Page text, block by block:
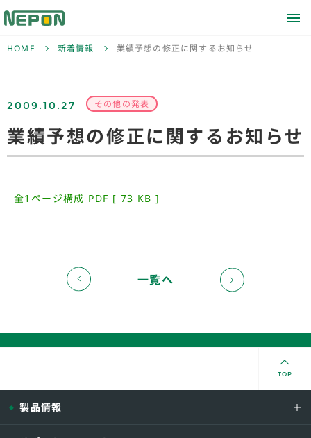
HOME 新着情報 業績予想の修正に関するお知らせ
2009.10.27 その他の発表
業績予想の修正に関するお知らせ
全1ページ構成 PDF [ 73 KB ]
一覧へ
TOP
製品情報